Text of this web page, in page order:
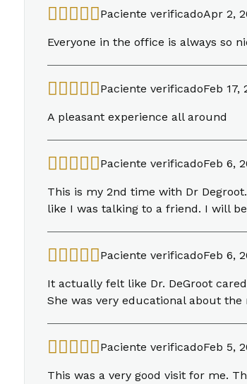
Paciente verificadoApr 2,
Everyone in the office is always so
Paciente verificadoFeb 17,
A pleasant experience all around
Paciente verificadoFeb 6,
This is my 2nd time with Dr
like I was talking to a friend. I will
Paciente verificadoFeb 6,
It actually felt like Dr. DeGroot
She was very educational about
Paciente verificadoFeb 5,
This was a very good visit for me.